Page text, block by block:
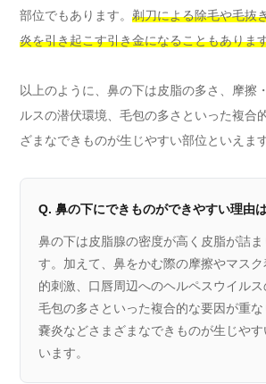
部位でもあります。 剃刀による除毛や毛抜
炎を引き起こす引き金になることもありま
以上のように、鼻の下は皮脂の多さ、摩擦
ルスの潜伏環境、毛包の多さといった複合
ざまなできものが生じやすい部位といえます
Q. 鼻の下にできものができやすい理由
鼻の下は皮脂腺の密度が高く皮脂が詰
す。加えて、鼻をかむ際の摩擦やマス
的刺激、口唇周辺へのヘルペスウイル
毛包の多さといった複合的な要因が重
嚢炎などさまざまなできものが生じや
います。